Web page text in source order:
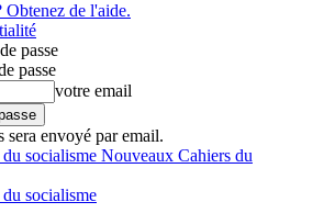
Obtenez de l'aide.
passe
passe
votre email
sera envoyé par email.
Nouveaux Cahiers du